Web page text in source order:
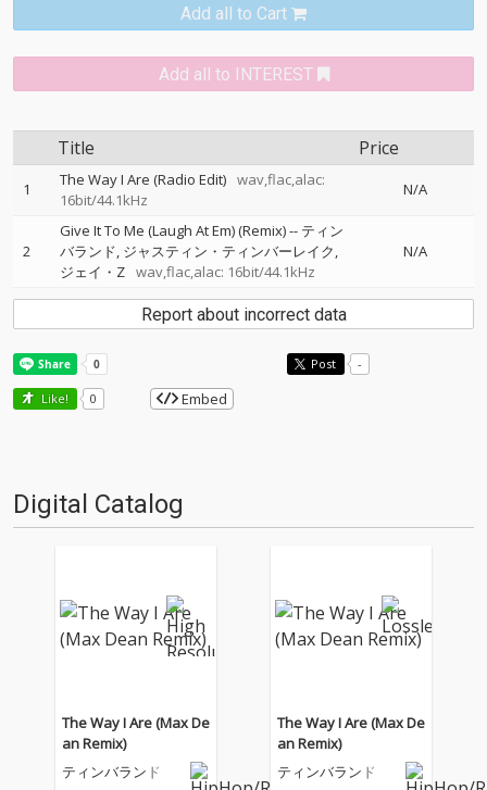
Add all to Cart
Add all to INTEREST
Title Price
1 The Way I Are (Radio Edit) wav,flac,alac:
16bit/44.1kHz
N/A
2
Give It To Me (Laugh At Em) (Remix)-- ティン
バランド ジャスティン・ティンバーレイク
ジェイ・Z wav,flac,alac: 16bit/44.1kHz
N/A
Report about incorrect data
Post -
Like! 0 Embed
Digital Catalog
The Way I Are (Max De
an Remix)
ティンバランド
The Way I Are (Max De
an Remix)
ティンバランド